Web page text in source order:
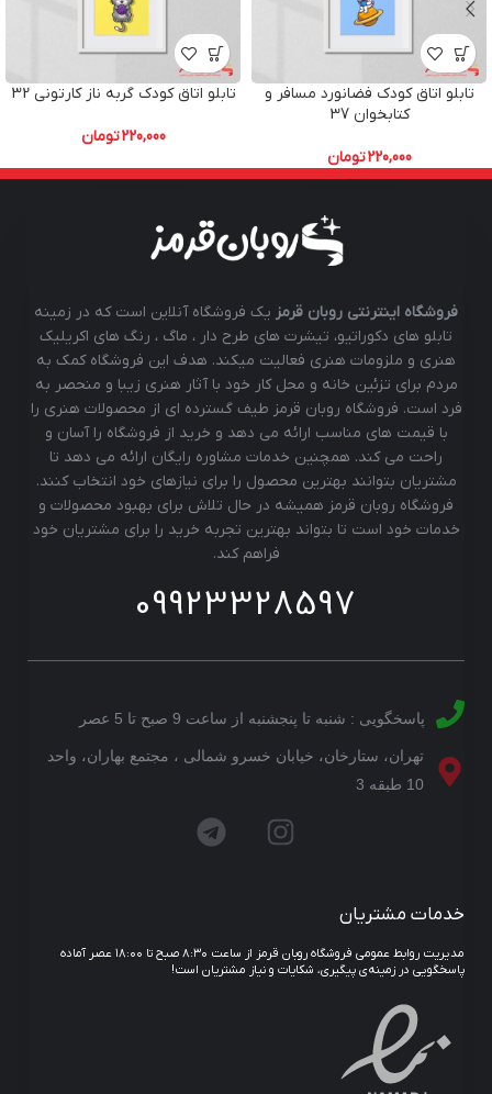
تابلو اتاق کودک فضانورد مسافر و
کتابخوان 37
220,000تومان
تابلو اتاق کودک گربه ناز کارتونی 32
220,000تومان
فروشگاه اینترنتی روبان قرمز یک فروشگاه آنلاین است که در زمینه
تابلو های دکوراتیو، تیشرت های طرح دار ، ماگ ، رنگ های اکریلیک
هنری و ملزومات هنری فعالیت میکند. هدف این فروشگاه کمک به
مردم برای تزئین خانه و محل کار خود با آثار هنری زیبا و منحصر به
فرد است. فروشگاه روبان قرمز طیف گسترده ای از محصولات هنری را
با قیمت های مناسب ارائه می دهد و خرید از فروشگاه را آسان و
راحت می کند. همچنین خدمات مشاوره رایگان ارائه می دهد تا
مشتریان بتوانند بهترین محصول را برای نیازهای خود انتخاب کنند.
فروشگاه روبان قرمز همیشه در حال تلاش برای بهبود محصولات و
خدمات خود است تا بتواند بهترین تجربه خرید را برای مشتریان خود
فراهم کند.
09923328597
پاسخگویی : شنبه تا پنجشنبه از ساعت 9 صبح تا 5 عصر
تهران، ستارخان، خیابان خسرو شمالی ، مجتمع بهاران، واحد
10 طبقه 3
خدمات مشتریان
مدیریت روابط عمومی فروشگاه روبان قرمز از ساعت ۸:۳۰ صبح تا ۱۸:۰۰ عصر آماده
پاسخگویی در زمینه‌ی پیگیری، شکایات و نیاز مشتریان است!